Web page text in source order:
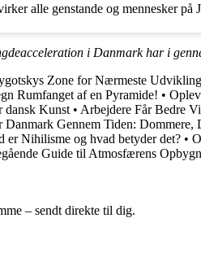
alle genstande og mennesker
i Danmark har i
Zone for Nærmeste
Rumfanget af en Pyramide! •
dansk Kunst • Arbejdere Får Bedre
Danmark Gennem Tiden: Dommere,
er Nihilisme og hvad betyder det? •
Guide til Atmosfærens
– sendt direkte til dig.